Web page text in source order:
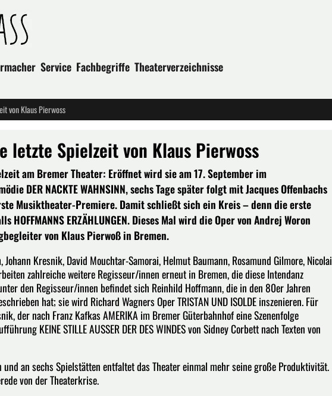
Service Fachbegriffe Theaterverzeichnisse
von Klaus Pierwoss
letzte Spielzeit von Klaus Pierwoss
am Bremer Theater: Eröffnet wird sie am 17. September im
DER NACKTE WAHNSINN, sechs Tage später folgt mit Jacques Offenbachs
erste Musiktheater-Premiere. Damit schließt sich ein Kreis – denn die erste
ERZÄHLUNGEN. Dieses Mal wird die Oper von Andrej Woron
von Klaus Pierwoß in Bremen.
Kresnik, David Mouchtar-Samorai, Helmut Baumann, Rosamund Gilmore, Nicolai
zahlreiche weitere Regisseur/innen erneut in Bremen, die diese Intendanz
den Regisseur/innen befindet sich Reinhild Hoffmann, die in den 80er Jahren
hat; sie wird Richard Wagners Oper TRISTAN UND ISOLDE inszenieren. Für
der nach Franz Kafkas AMERIKA im Bremer Güterbahnhof eine Szenenfolge
KEINE STILLE AUSSER DER DES WINDES von Sidney Corbett nach Texten von
an sechs Spielstätten entfaltet das Theater einmal mehr seine große Produktivität.
von der Theaterkrise.